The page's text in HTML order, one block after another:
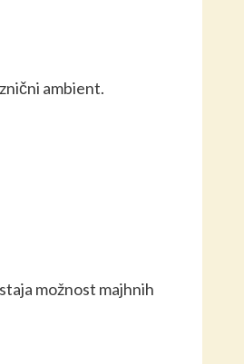
ambient.
možnost majhnih